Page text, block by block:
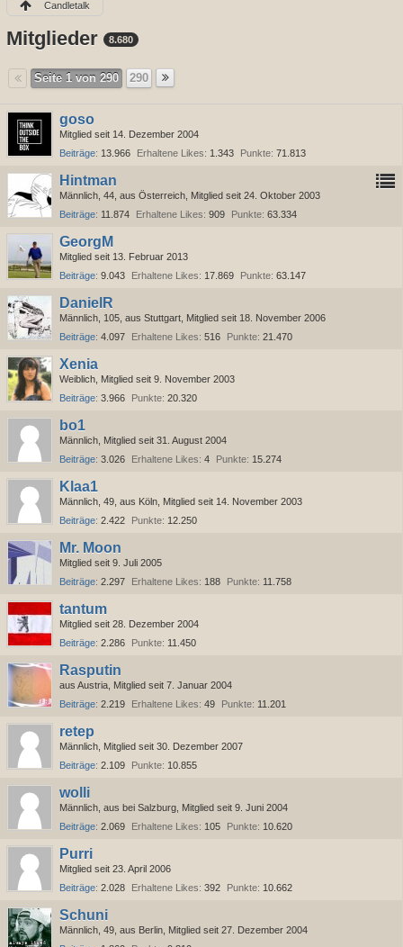
Candletalk
Mitglieder 8.680
Seite 1 von 290 290
goso
Mitglied seit 14. Dezember 2004
Beiträge 13.966 Erhaltene Likes 1.343 Punkte 71.813
Hintman
Männlich 44 aus Österreich Mitglied seit 24. Oktober 2003
Beiträge 11.874 Erhaltene Likes 909 Punkte 63.334
GeorgM
Mitglied seit 13. Februar 2013
Beiträge 9.043 Erhaltene Likes 17.869 Punkte 63.147
DanielR
Männlich 105 aus Stuttgart Mitglied seit 18. November 2006
Beiträge 4.097 Erhaltene Likes 516 Punkte 21.470
Xenia
Weiblich Mitglied seit 9. November 2003
Beiträge 3.966 Punkte 20.320
bo1
Männlich Mitglied seit 31. August 2004
Beiträge 3.026 Erhaltene Likes 4 Punkte 15.274
Klaa1
Männlich 49 aus Köln Mitglied seit 14. November 2003
Beiträge 2.422 Punkte 12.250
Mr. Moon
Mitglied seit 9. Juli 2005
Beiträge 2.297 Erhaltene Likes 188 Punkte 11.758
tantum
Mitglied seit 28. Dezember 2004
Beiträge 2.286 Punkte 11.450
Rasputin
aus Austria Mitglied seit 7. Januar 2004
Beiträge 2.219 Erhaltene Likes 49 Punkte 11.201
retep
Männlich Mitglied seit 30. Dezember 2007
Beiträge 2.109 Punkte 10.855
wolli
Männlich aus bei Salzburg Mitglied seit 9. Juni 2004
Beiträge 2.069 Erhaltene Likes 105 Punkte 10.620
Purri
Mitglied seit 23. April 2006
Beiträge 2.028 Erhaltene Likes 392 Punkte 10.662
Schuni
Männlich 49 aus Berlin Mitglied seit 27. Dezember 2004